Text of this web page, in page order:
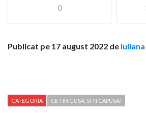
0
Publicat pe 17 august 2022 de
CATEGORIA CE-I IN GUSA, SI-N CAPUSA!